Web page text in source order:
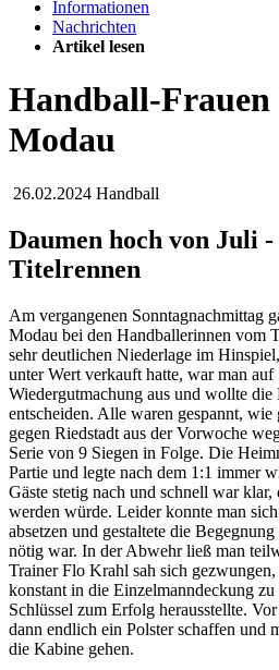
Informationen
Nachrichten
Artikel lesen
Handball-Frauen
Modau
26.02.2024 Handball
Daumen hoch von Juli
Titelrennen
Am vergangenen Sonntagnachmittag
Modau bei den Handballerinnen vom
sehr deutlichen Niederlage im
unter Wert verkauft hatte, war man
Wiedergutmachung aus und wollte die
entscheiden. Alle waren gespannt,
gegen Riedstadt aus der Vorwoche
Serie von 9 Siegen in Folge. Die
Partie und legte nach dem 1:1 immer
Gäste stetig nach und schnell war klar,
werden würde. Leider konnte man
absetzen und gestaltete die
nötig war. In der Abwehr ließ man
Trainer Flo Krahl sah sich
konstant in die Einzelmanndeckung zu
Schlüssel zum Erfolg herausstellte.
dann endlich ein Polster schaffen und
die Kabine gehen.